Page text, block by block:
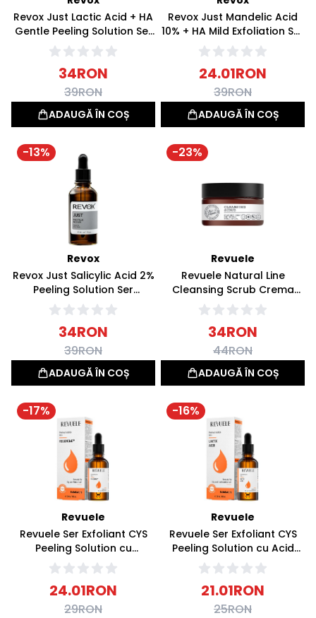
Revox Just Lactic Acid + HA
Gentle Peeling Solution Ser
exfoliant 30ml
34RON
39RON
ADAUGĂ ÎN COȘ
Revox Just Mandelic Acid
10% + HA Mild Exfoliation Ser
exfoliant 30ml
24.01RON
39RON
ADAUGĂ ÎN COȘ
-13%
Revox
Revox Just Salicylic Acid 2%
Peeling Solution Ser
exfoliant 30ml
34RON
39RON
ADAUGĂ ÎN COȘ
-23%
Revuele
Revuele Natural Line
Cleansing Scrub Crema
Exfolianta pentru Ten
Sensibil 100ml
34RON
44RON
ADAUGĂ ÎN COȘ
-17%
Revuele
Revuele Ser Exfoliant CYS
Peeling Solution cu
Regenine pentru Ten
Uscat/Matur 30ml
24.01RON
29RON
-16%
Revuele
Revuele Ser Exfoliant CYS
Peeling Solution cu Acid
Lactic pentru Ten
Gras/Combinat 30ml
21.01RON
25RON